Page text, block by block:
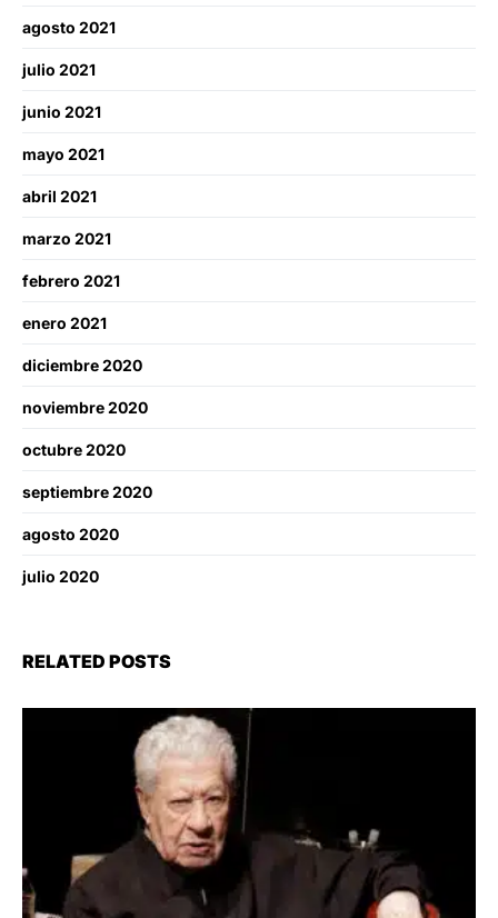
agosto 2021
julio 2021
junio 2021
mayo 2021
abril 2021
marzo 2021
febrero 2021
enero 2021
diciembre 2020
noviembre 2020
octubre 2020
septiembre 2020
agosto 2020
julio 2020
RELATED POSTS